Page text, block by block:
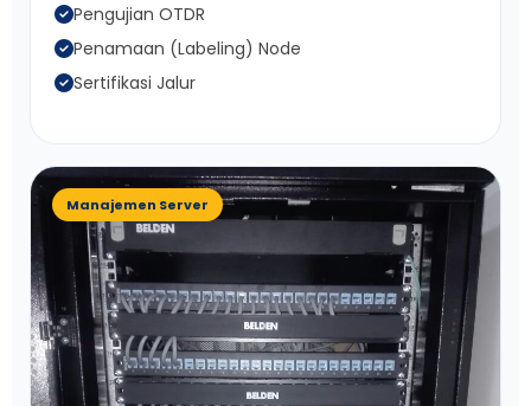
Pengujian OTDR
Penamaan (Labeling) Node
Sertifikasi Jalur
Manajemen Server